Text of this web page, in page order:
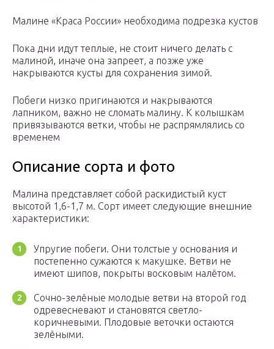
Малине «Краса России» необходима подрезка кустов
Пока дни идут теплые, не стоит ничего делать с
малиной, иначе она запреет, а позже уже
накрываются кусты для сохранения зимой.
Побеги низко пригинаются и накрываются
лапником, важно не сломать малину. К колышкам
привязываются ветки, чтобы не распрямлялись со
временем
Описание сорта и фото
Малина представляет собой раскидистый куст
высотой 1,6-1,7 м. Сорт имеет следующие внешние
характеристики:
Упругие побеги. Они толстые у основания и
постепенно сужаются к макушке. Ветви не
имеют шипов, покрыты восковым налётом.
Сочно-зелёные молодые ветви на второй год
одревесневают и становятся светло-
коричневыми. Плодовые веточки остаются
зелёными.